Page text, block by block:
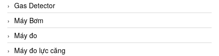
Gas Detector
Máy Bơm
Máy đo
Máy đo lực căng